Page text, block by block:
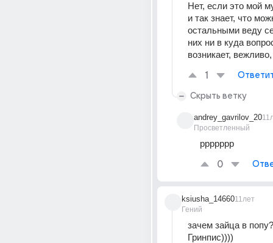
Нет, если это мой
и так знает, что
остальными веду
них ни в куда
возникает,
1
Скрыть ветку
andrey_gavrilov_20
Просветленный
ррррррр
0
ksiusha_14660
Гений
11лет
зачем зайца в
Гринпис))))